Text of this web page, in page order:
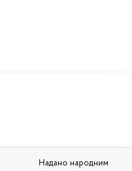
Надано народним